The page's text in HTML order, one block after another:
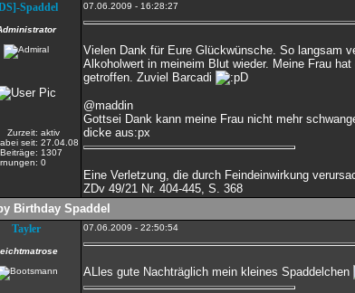
Spaddel
Zurzeit: aktiv
seit: 27.04.08
Beiträge: 1307
0
07.06.2009 - 16:28:27
Vielen Dank für Eure Glückwünsche. So langsam
Alkoholwert in meineim Blut wieder. Meine Frau
getroffen. Zuviel Barcadi
@maddin
Gottsei Dank kann meine Frau nicht mehr
dicke aus:px
Eine Verletzung, die durch Feindeinwirkung
ZDv 49/21 Nr. 404-445, S. 368
Birthday Spaddel
Tayler 07.06.2009 - 22:50:54
ALles gute Nachträglich mein kleines Spaddelchen